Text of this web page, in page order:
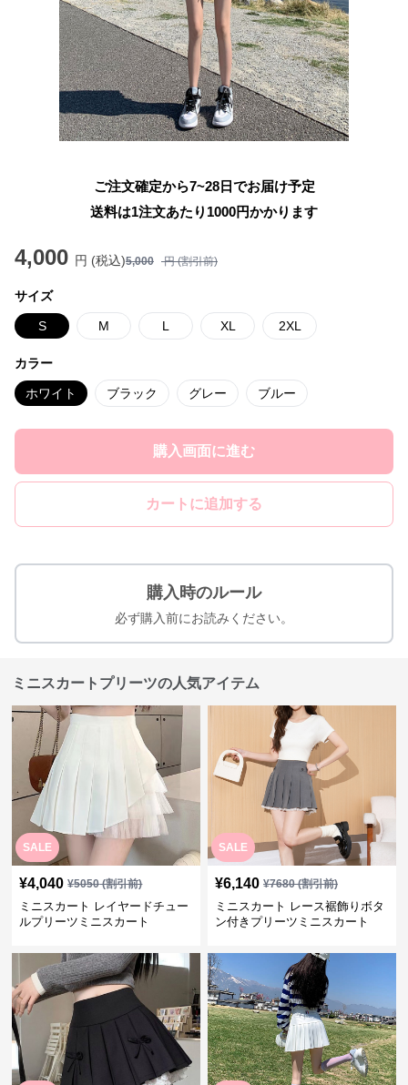
ご注文確定から7~28日でお届け予定
送料は1注文あたり 1000円かかります
4,000 円 (税込)5,000 円 (割引前)
サイズ
S M L XL 2XL
カラー
ホワイト ブラック グレー ブルー
購入画面に進む
カートに追加する
購入時のルール
必ず購入前にお読みください。
ミニスカートプリーツの人気アイテム
SALE
¥4,040 ¥5050(割引前)
ミニスカート レイヤードチュー
ルプリーツミニスカート
SALE
¥6,140 ¥7680(割引前)
ミニスカート レース裾飾りボタ
ン付きプリーツミニスカート